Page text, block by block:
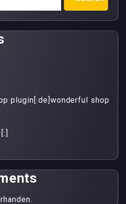
plugin[:de]wonderful shop